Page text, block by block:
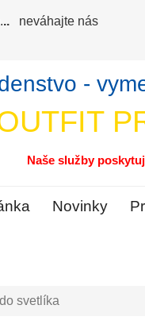
..
neváhajte nás
-
Naše služby
Novinky
svetlíka